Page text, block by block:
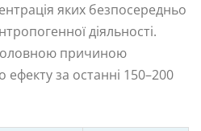
яких безпосередньо
діяльності.
причиною
за останні 150–200